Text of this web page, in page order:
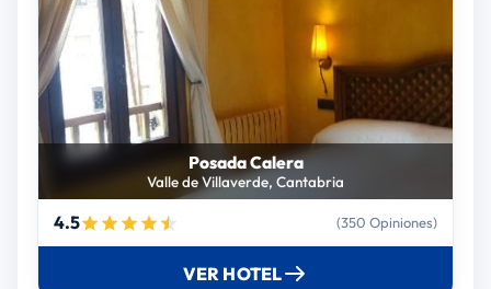
Posada Calera
Valle de Villaverde, Cantabria
4.5 (350 Opiniones)
VER HOTEL